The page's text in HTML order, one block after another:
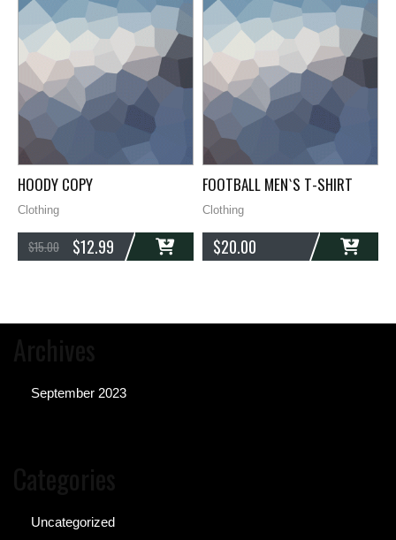
HOODY COPY
Clothing
$15.00 $12.99
FOOTBALL MEN`S T-SHIRT
Clothing
$20.00
September 2023
Uncategorized